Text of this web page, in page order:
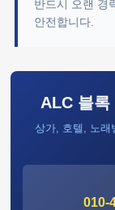
반드시 오랜 경
안전합니다.
ALC 블록
상가, 호텔, 노래
010-